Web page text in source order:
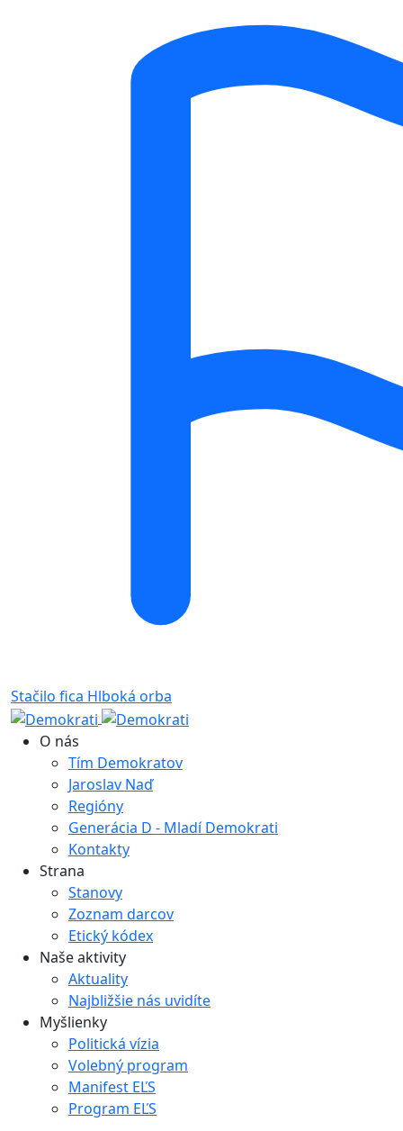
Stačilo fica Hlboká orba
O nás
Tím Demokratov
Jaroslav Naď
Regióny
Generácia D - Mladí Demokrati
Kontakty
Strana
Stanovy
Zoznam darcov
Etický kódex
Naše aktivity
Aktuality
Najbližšie nás uvidíte
Myšlienky
Politická vízia
Volebný program
Manifest EĽS
Program EĽS